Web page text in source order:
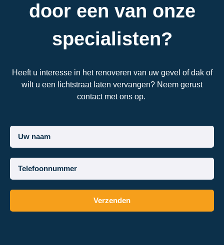
door een van onze
specialisten?
Heeft u interesse in het renoveren van uw gevel of dak of
wilt u een lichtstraat laten vervangen? Neem gerust
contact met ons op.
Verzenden